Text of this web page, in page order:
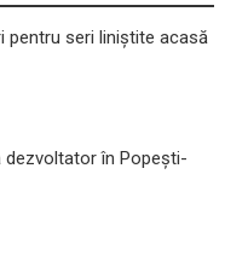
pentru seri liniștite acasă
în Popești-